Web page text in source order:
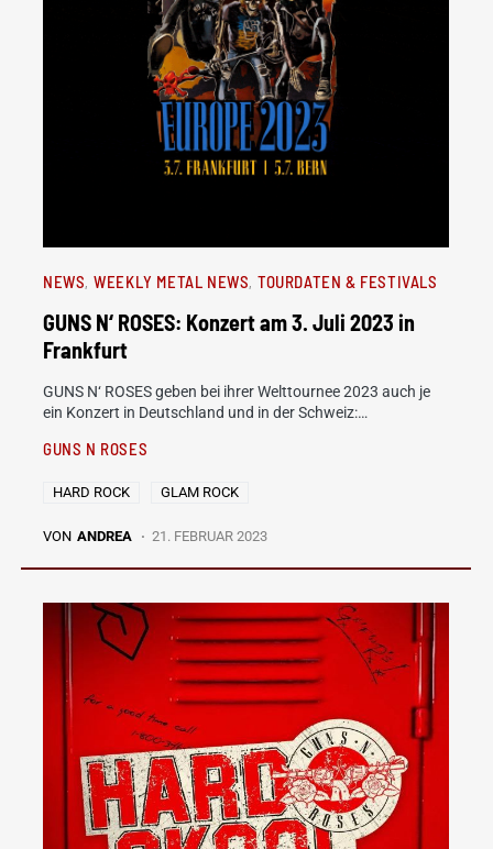
NEWS WEEKLY METAL NEWS TOURDATEN & FESTIVALS
GUNS N‘ ROSES: Konzert am 3. Juli 2023 in
Frankfurt
GUNS N‘ ROSES geben bei ihrer Welttournee 2023 auch je
ein Konzert in Deutschland und in der Schweiz:…
GUNS N ROSES
HARD ROCK GLAM ROCK
VON ANDREA 21. FEBRUAR 2023